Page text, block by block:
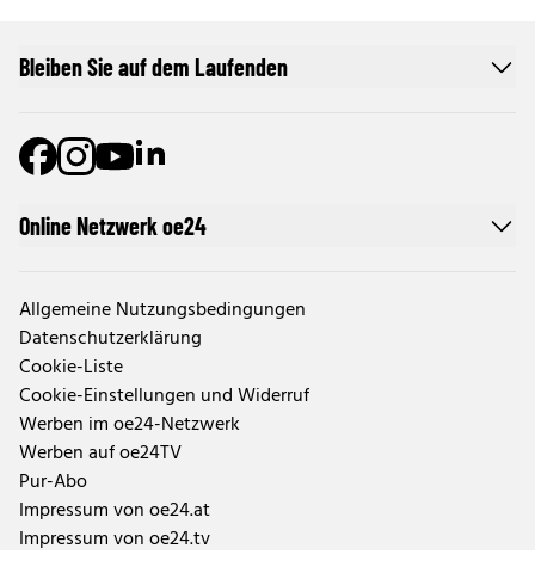
Online Netzwerk oe24
Allgemeine Nutzungsbedingungen
Datenschutzerklärung
Cookie-Liste
Cookie-Einstellungen und Widerruf
Werben im oe24-Netzwerk
Werben auf oe24TV
Pur-Abo
Impressum von oe24.at
Impressum von oe24.tv
Bleiben Sie auf dem Laufenden